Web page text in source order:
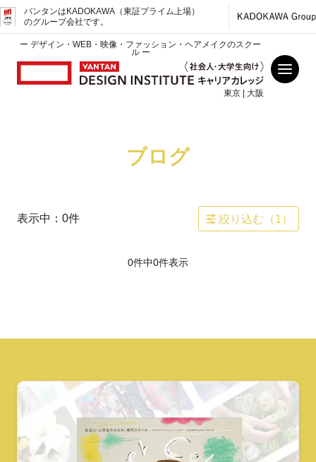
バンタンはKADOKAWA（東証プライム上場）
のグループ会社です。
ー デザイン・WEB・映像・ファッション・ヘアメイクのスクー
ル ー
東京 | 大阪
ブログ
表示中： 0件 絞り込む（1）
0件中0件表示